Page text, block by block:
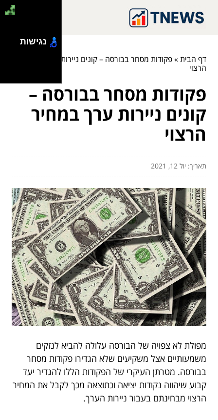
דף הבית»פקודות מסחר בבורסה – קונים ניירות ערך במחיר
הרצוי
פקודות מסחר בבורסה –
קונים ניירות ערך במחיר
הרצוי
תאריך: יול 12, 2021
מפולת לא צפויה של הבורסה עלולה להביא לנזקים
משמעותיים אצל משקיעים שלא הגדירו פקודות מסחר
בבורסה. מטרתן העיקרי של הפקודות הללו להגדיר יעד
קבוע שיהווה נקודות יציאה וכתוצאה מכך לקבל את המחיר
הרצוי מבחינתם בעבור ניירות הערך.
נגישות